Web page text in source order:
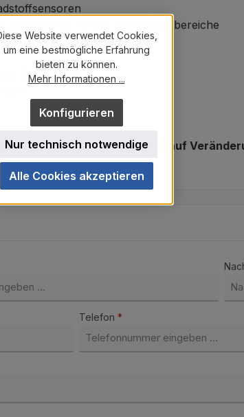
geeignet für Innen- und Außenbereiche
Technologie
und können rechtzeitig auf
Telefon *
Website verwendet Cookies,
um eine bestmögliche Erfahrung
bieten zu können.
Mehr Informationen ...
Nur technisch notwendige
Konfigurieren
Alle Cookies akzeptieren